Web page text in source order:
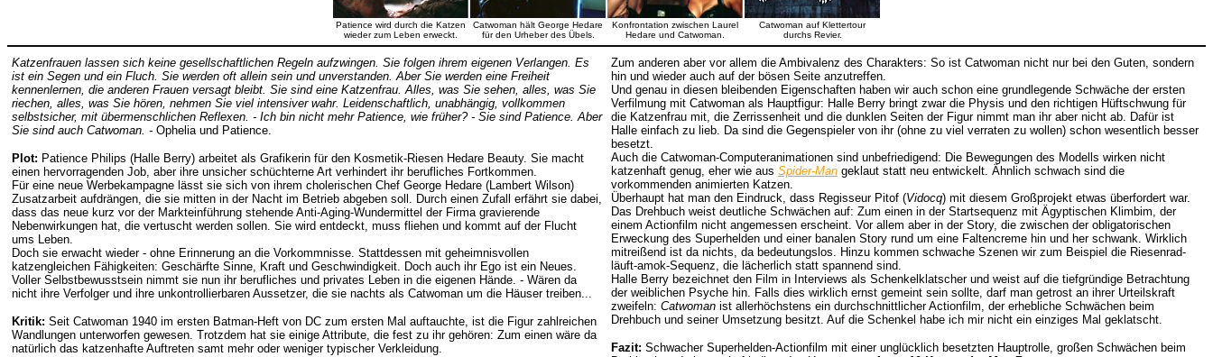
Patience wird durch die Katzen
wieder zum Leben erweckt.
Catwoman hält George Hedare
für den Urheber des Übels.
Konfrontation zwischen Laurel
Hedare und Catwoman.
Catwoman auf Klettertour
durchs Revier.
Katzenfrauen lassen sich keine gesellschaftlichen Regeln aufzwingen. Sie folgen ihrem eigenen Verlangen. Es
ist ein Segen und ein Fluch. Sie werden oft allein sein und unverstanden. Aber Sie werden eine Freiheit
kennenlernen, die anderen Frauen versagt bleibt. Sie sind eine Katzenfrau. Alles, was Sie sehen, alles, was Sie
riechen, alles, was Sie hören, nehmen Sie viel intensiver wahr. Leidenschaftlich, unabhängig, vollkommen
selbstsicher, mit übermenschlichen Reflexen. - Ich bin nicht mehr Patience, wie früher? - Sie sind Patience. Aber
Sie sind auch Catwoman. - Ophelia und Patience.
Plot: Patience Philips (Halle Berry) arbeitet als Grafikerin für den Kosmetik-Riesen Hedare Beauty. Sie macht
einen hervorragenden Job, aber ihre unsicher schüchterne Art verhindert ihr berufliches Fortkommen.
Für eine neue Werbekampagne lässt sie sich von ihrem cholerischen Chef George Hedare (Lambert Wilson)
Zusatzarbeit aufdrängen, die sie mitten in der Nacht im Betrieb abgeben soll. Durch einen Zufall erfährt sie dabei,
dass das neue kurz vor der Markteinführung stehende Anti-Aging-Wundermittel der Firma gravierende
Nebenwirkungen hat, die vertuscht werden sollen. Sie wird entdeckt, muss fliehen und kommt auf der Flucht
ums Leben.
Doch sie erwacht wieder - ohne Erinnerung an die Vorkommnisse. Stattdessen mit geheimnisvollen
katzengleichen Fähigkeiten: Geschärfte Sinne, Kraft und Geschwindigkeit. Doch auch ihr Ego ist ein Neues.
Voller Selbstbewusstsein nimmt sie nun ihr berufliches und privates Leben in die eigenen Hände. - Wären da
nicht ihre Verfolger und ihre unkontrollierbaren Aussetzer, die sie nachts als Catwoman um die Häuser treiben...
Kritik: Seit Catwoman 1940 im ersten Batman-Heft von DC zum ersten Mal auftauchte, ist die Figur zahlreichen
Wandlungen unterworfen gewesen. Trotzdem hat sie einige Attribute, die fest zu ihr gehören: Zum einen wäre da
natürlich das katzenhafte Auftreten samt mehr oder weniger typischer Verkleidung.
Zum anderen aber vor allem die Ambivalenz des Charakters: So ist Catwoman nicht nur bei den Guten, sondern
hin und wieder auch auf der bösen Seite anzutreffen.
Und genau in diesen bleibenden Eigenschaften haben wir auch schon eine grundlegende Schwäche der ersten
Verfilmung mit Catwoman als Hauptfigur: Halle Berry bringt zwar die Physis und den richtigen Hüftschwung für
die Katzenfrau mit, die Zerrissenheit und die dunklen Seiten der Figur nimmt man ihr aber nicht ab. Dafür ist
Halle einfach zu lieb. Da sind die Gegenspieler von ihr (ohne zu viel verraten zu wollen) schon wesentlich besser
besetzt.
Auch die Catwoman-Computeranimationen sind unbefriedigend: Die Bewegungen des Modells wirken nicht
katzenhaft genug, eher wie aus Spider-Man geklaut statt neu entwickelt. Ähnlich schwach sind die
vorkommenden animierten Katzen.
Überhaupt hat man den Eindruck, dass Regisseur Pitof (Vidocq) mit diesem Großprojekt etwas überfordert war.
Das Drehbuch weist deutliche Schwächen auf: Zum einen in der Startsequenz mit Ägyptischen Klimbim, der
einem Actionfilm nicht angemessen erscheint. Vor allem aber in der Story, die zwischen der obligatorischen
Erweckung des Superhelden und einer banalen Story rund um eine Faltencreme hin und her schwank. Wirklich
mitreißend ist da nichts, da bedeutungslos. Hinzu kommen schwache Szenen wir zum Beispiel die Riesenrad-
läuft-amok-Sequenz, die lächerlich statt spannend sind.
Halle Berry bezeichnet den Film in Interviews als Schenkelklatscher und weist auf die tiefgründige Betrachtung
der weiblichen Psyche hin. Falls dies wirklich ernst gemeint sein sollte, darf man getrost an ihrer Urteilskraft
zweifeln: Catwoman ist allerhöchstens ein durchschnittlicher Actionfilm, der erhebliche Schwächen beim
Drehbuch und seiner Umsetzung besitzt. Auf die Schenkel habe ich mir nicht ein einziges Mal geklatscht.
Fazit: Schwacher Superhelden-Actionfilm mit einer unglücklich besetzten Hauptrolle, großen Schwächen beim